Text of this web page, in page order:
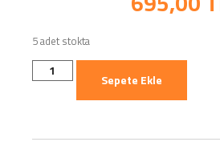
5 adet stokta
Sepete Ekle